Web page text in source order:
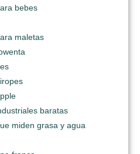
bebes
maletas
baratas
miden grasa y agua